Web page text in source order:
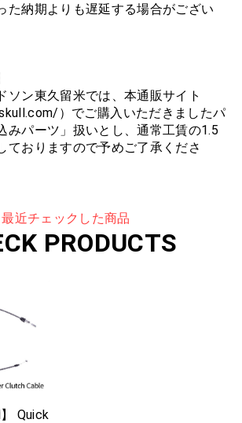
た納期よりも遅延する場合がござい
ソン東久留米では、本通販サイト
）でご購入いただきましたパ
みパーツ」扱いとし、通常工賃の1.5
ておりますので予めご了承くださ
最近チェックした商品
PRODUCTS
】 Quick